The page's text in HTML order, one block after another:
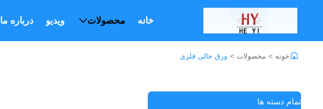
خانه محصولات ویدیو درباره ما
خونه > محصولات > ورق خالی فلزی
تمام دسته ها